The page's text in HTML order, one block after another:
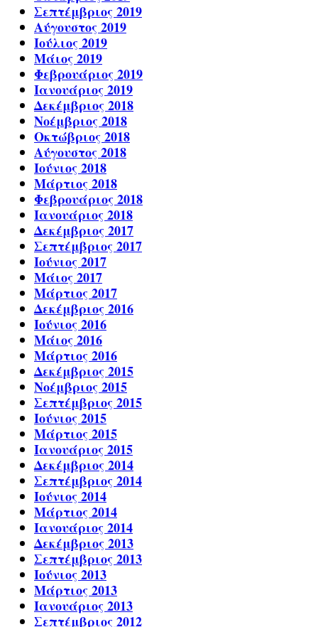
Σεπτέμβριος 2019
Αύγουστος 2019
Ιούλιος 2019
Μάιος 2019
Φεβρουάριος 2019
Ιανουάριος 2019
Δεκέμβριος 2018
Νοέμβριος 2018
Οκτώβριος 2018
Αύγουστος 2018
Ιούνιος 2018
Μάρτιος 2018
Φεβρουάριος 2018
Ιανουάριος 2018
Δεκέμβριος 2017
Σεπτέμβριος 2017
Ιούνιος 2017
Μάιος 2017
Μάρτιος 2017
Δεκέμβριος 2016
Ιούνιος 2016
Μάιος 2016
Μάρτιος 2016
Δεκέμβριος 2015
Νοέμβριος 2015
Σεπτέμβριος 2015
Ιούνιος 2015
Μάρτιος 2015
Ιανουάριος 2015
Δεκέμβριος 2014
Σεπτέμβριος 2014
Ιούνιος 2014
Μάρτιος 2014
Ιανουάριος 2014
Δεκέμβριος 2013
Σεπτέμβριος 2013
Ιούνιος 2013
Μάρτιος 2013
Ιανουάριος 2013
Σεπτέμβριος 2012